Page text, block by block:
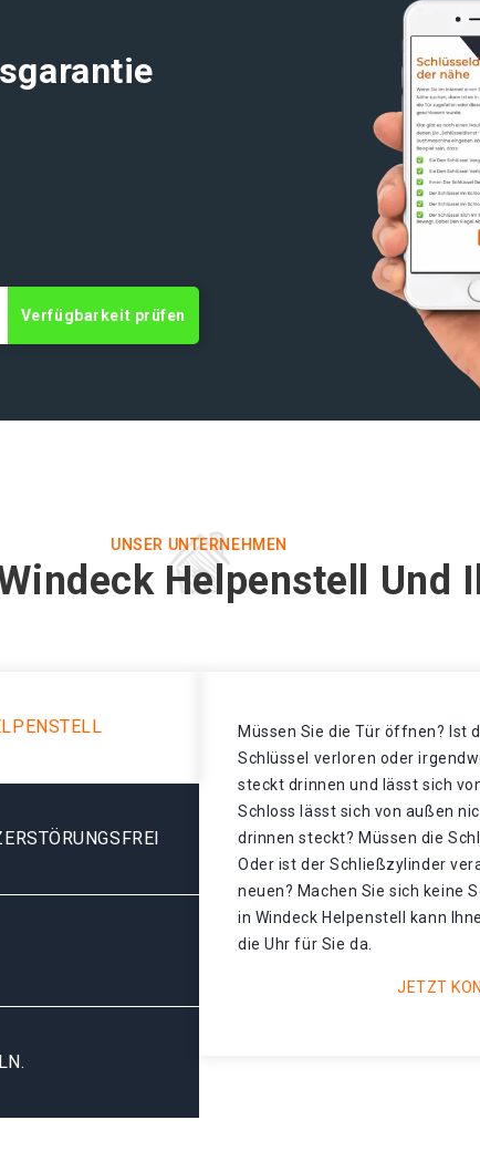
Verfügbarkeit prüfen
UNSER UNTERNEHMEN
Helpenstell Und
Müssen Sie die Tür öffnen? Ist
Schlüssel verloren oder
steckt drinnen und lässt sich
Schloss lässt sich von außen
drinnen steckt? Müssen die
Oder ist der Schließzylinder
neuen? Machen Sie sich keine
in Windeck Helpenstell kann
die Uhr für Sie da.
JETZT